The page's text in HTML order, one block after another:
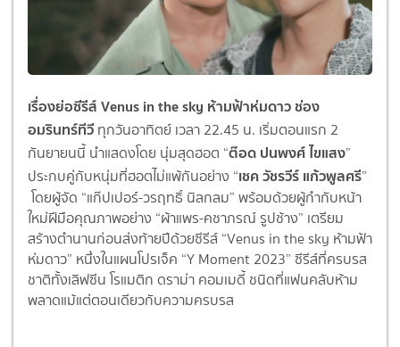
เรื่องย่อซีรีส์ Venus in the sky ห้ามฟ้าห่มดาว ช่อง
อมรินทร์ทีวี ทุกวันอาทิตย์ เวลา 22.45 น. เริ่มตอนแรก 2
กันยายนนี้ นำแสดงโดย นุ่มสุดฮอต “ต๊อด ปนพงศ์ ไขแสง”
ประกบคู่กับหนุ่มที่ฮอตไม่แพ้กันอย่าง “เชค วัชรวีร์ แก้วพูลศรี”
โดยผู้จัด “แก๊ปเปอร์-วรฤทธิ์ นิลกลม” พร้อมด้วยผู้กำกับหน้า
ใหม่ฝีมือคุณภาพอย่าง “ผ้าแพร-คชาภรณ์ รูปช้าง” เตรียม
สร้างตำนานก่อนส่งท้ายปีด้วยซีรีส์ “Venus in the sky ห้ามฟ้า
ห่มดาว” หนึ่งในแผนโปรเจ็ค “Y Moment 2023” ซีรีส์ที่ครบรส
ชาติทั้งเลิฟซีน โรแมติก ดราม่า คอมเมดี้ ชนิดที่แฟนคลับห้าม
พลาดแม้แต่ตอนเดียวกับความครบรส